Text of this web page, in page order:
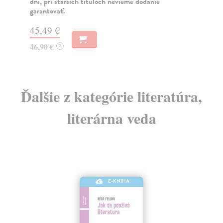
Zasielame do 12 dní
23,50 € ?
Ďalšie z kategórie literatúra,
literárna veda
E-KNIHA